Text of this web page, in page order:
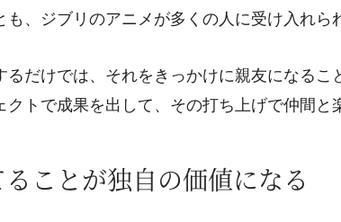
も、ジブリのアニメが多くの人に受け入れら
るだけでは、それをきっかけに親友になる
トで成果を出して、その打ち上げで仲間と
ることが独自の価値になる